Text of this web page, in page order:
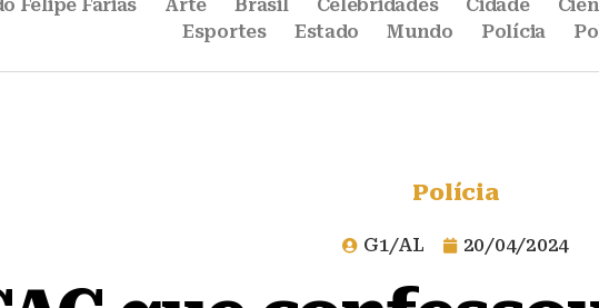
Felipe Farias Arte Brasil Celebridades Cidade
Esportes
Estado Mundo Polícia
Polícia
G1/AL 20/04/2024